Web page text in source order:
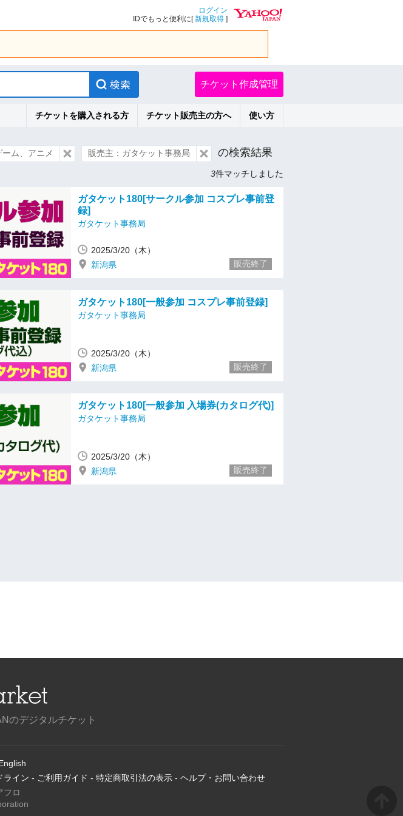
ログイン
IDでもっと便利に[新規取得 ]
チケット作成管理
チケットを購入される方 チケット販売主の方へ 使い方
ム、アニメ 販売主：ガタケット事務局 の検索結果
3件マッチしました
ガタケット180[サークル参加 コスプレ事前登
録]
ガタケット事務局
2025/3/20（木）
新潟県
販売終了
ガタケット180[一般参加 コスプレ事前登録]
ガタケット事務局
2025/3/20（木）
新潟県
販売終了
ガタケット180[一般参加 入場券(カタログ代)]
ガタケット事務局
2025/3/20（木）
新潟県
販売終了
のデジタルチケット
ライン - ご利用ガイド - 特定商取引法の表示 - ヘルプ・お問い合わせ
フロ